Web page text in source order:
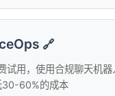
🔗
试用，使用合规聊天机
30-60%的成本